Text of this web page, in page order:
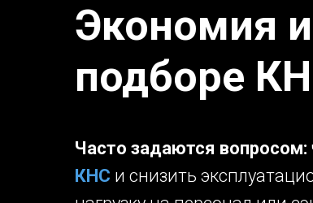
Экономия
подборе
Часто задаются вопросом:
КНС и снизить